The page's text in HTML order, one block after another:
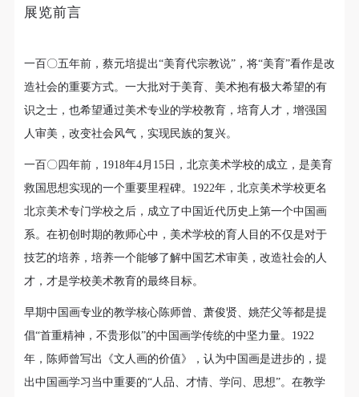
1928年国立北平艺术专科学校校景之一——学校大门
展览前言
一百〇五年前，蔡元培提出“美育代宗教说”，将“美育”看作是改
造社会的重要方式。一大批对于美育、美术抱有极大希望的有
识之士，也希望通过美术专业的学校教育，培育人才，增强国
人审美，改变社会风气，实现民族的复兴。
一百〇四年前，1918年4月15日，北京美术学校的成立，是美育
救国思想实现的一个重要里程碑。1922年，北京美术学校更名
北京美术专门学校之后，成立了中国近代历史上第一个中国画
系。在初创时期的教师心中，美术学校的育人目的不仅是对于
技艺的培养，培养一个能够了解中国艺术审美，改造社会的人
才，才是学校美术教育的最终目标。
早期中国画专业的教学核心陈师曾、萧俊贤、姚茫父等都是提
倡“首重精神，不贵形似”的中国画学传统的中坚力量。1922
年，陈师曾写出《文人画的价值》，认为中国画是进步的，提
出中国画学习当中重要的“人品、才情、学问、思想”。在教学
成员应当积极主动的组织实施救援工作，但对事故本
的人身安全不负有民事及相关连带责任。
第五条
参加活动者在此次活动期间应主动遵守美术馆活动秩
序、维护美术馆场地及展示、展览、馆藏艺术作品及
地、空间、艺术品、衍生品等受到不同程度的损失、
破坏。活动中任何非事故当事人及美术馆将不承担相
应的责任与损失，应由参与活动者根据相应的法律条
文、组织规定进行协商和赔偿。并追究相应的法律责
任和经济责任。
第六条
参与活动者在参与活动时应当在美术馆工作人员及活
动导师、教师指导下进行，并正确的使用活动中所涉
及到的绘画工具、创作材料及配套设备、设施，若参
与者因个人原因在使用相应绘画工具、创作材料及配
成员应当积极主动的组织实施救援工作，但对事故本
的人身安全不负有民事及相关连带责任。
第五条
参加活动者在此次活动期间应主动遵守美术馆活动秩
序、维护美术馆场地及展示、展览、馆藏艺术作品及
地、空间、艺术品、衍生品等受到不同程度的损失、
破坏。活动中任何非事故当事人及美术馆将不承担相
应的责任与损失，应由参与活动者根据相应的法律条
文、组织规定进行协商和赔偿。并追究相应的法律责
任和经济责任。
第六条
参与活动者在参与活动时应当在美术馆工作人员及活
动导师、教师指导下进行，并正确的使用活动中所涉
及到的绘画工具、创作材料及配套设备、设施，若参
与者因个人原因在使用相应绘画工具、创作材料及配
成员应当积极主动的组织实施救援工作，但对事故本
的人身安全不负有民事及相关连带责任。
第五条
参加活动者在此次活动期间应主动遵守美术馆活动秩
序、维护美术馆场地及展示、展览、馆藏艺术作品及
地、空间、艺术品、衍生品等受到不同程度的损失、
破坏。活动中任何非事故当事人及美术馆将不承担相
应的责任与损失，应由参与活动者根据相应的法律条
文、组织规定进行协商和赔偿。并追究相应的法律责
任和经济责任。
第六条
参与活动者在参与活动时应当在美术馆工作人员及活
动导师、教师指导下进行，并正确的使用活动中所涉
及到的绘画工具、创作材料及配套设备、设施，若参
与者因个人原因在使用相应绘画工具、创作材料及配